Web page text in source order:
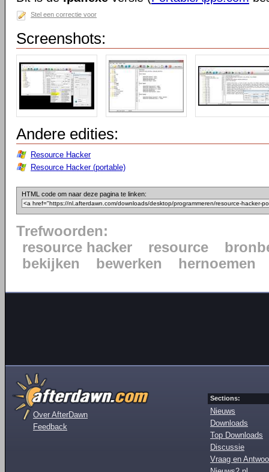
Stel een correctie voor
Screenshots:
Andere edities:
Resource Hacker
Resource Hacker (portable)
HTML code om naar deze pagina te linken:
Trefwoorden:
resource hacker
resource
bekijken
bewerken hernoemen
Over AfterDawn
Feedback
Sections:
Nieuws
Downloads
Top Downloads
Discussie
Vraag en